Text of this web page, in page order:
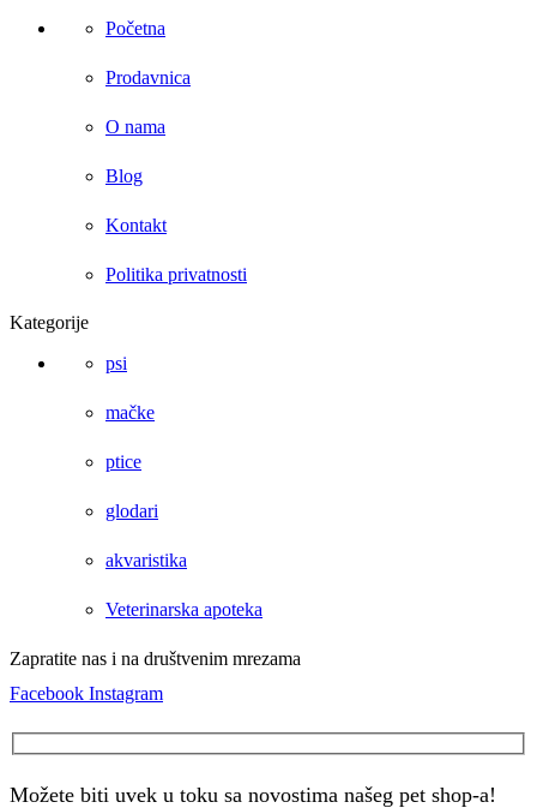
Početna
Prodavnica
O nama
Blog
Kontakt
Politika privatnosti
Kategorije
psi
mačke
ptice
glodari
akvaristika
Veterinarska apoteka
Zapratite nas i na društvenim mrezama
Facebook Instagram
Možete biti uvek u toku sa novostima našeg pet shop-a!